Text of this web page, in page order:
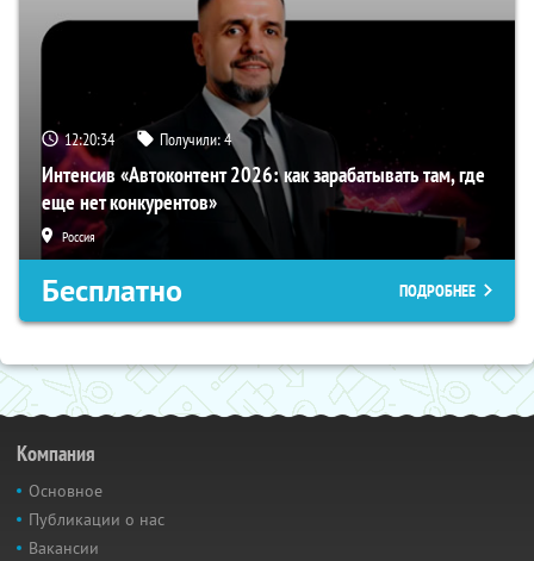
12:20:33 Получили:4
Интенсив «Автоконтент 2026: как зарабатывать там, где
еще нет конкурентов»
Россия
Бесплатно ПОДРОБНЕЕ
Компания
Основное
Публикации о нас
Вакансии